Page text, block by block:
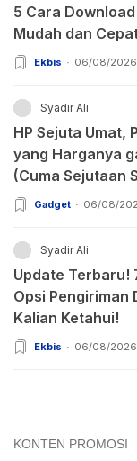
5 Cara
Mudah dan
Ekbis 06/08/2026
Syadir Ali
HP Sejuta Umat,
yang Harganya
(Cuma Sejutaan
Gadget 06/08/
Syadir Ali
Update Terbaru!
Opsi Pengiriman
Kalian Ketahui!
Ekbis 06/08/2026